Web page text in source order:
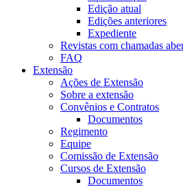
Edição atual
Edições anteriores
Expediente
Revistas com chamadas
FAQ
Extensão
Ações de Extensão
Sobre a extensão
Convênios e Contratos
Documentos
Regimento
Equipe
Comissão de Extensão
Cursos de Extensão
Documentos